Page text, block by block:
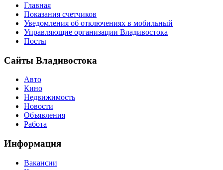
Главная
Показания счетчиков
Уведомления об отключениях в мобильный
Управляющие организации Владивостока
Посты
Сайты Владивостока
Авто
Кино
Недвижимость
Новости
Объявления
Работа
Информация
Вакансии